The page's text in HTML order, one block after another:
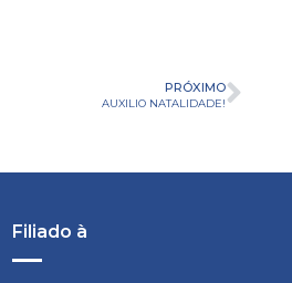
PRÓXIMO
AUXILIO NATALIDADE!
Filiado à